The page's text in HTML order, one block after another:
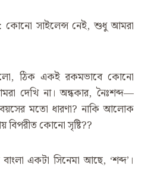
কোনো সাইলেন্স নেই, শুধু আমরা
ঠিক একই রকমভাবে কোনো
দেখি না। অন্ধকার, নৈঃশব্দ—
মতো ধারণা? নাকি আলোক
বিপরীত কোনো সৃষ্টি??
একটা সিনেমা আছে, ‌‘শব্দ’।